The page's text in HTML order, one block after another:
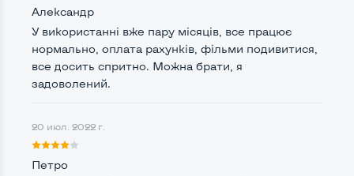
Частота процессора (базовая-максимальная)
Intel Core i3-5005U (2,00 GHz)
Тип оперативной памятиDDR3
Тип накопителя
Александр
У використанні вже пару місяців, все працює
нормально, оплата рахунків, фільми подивитися,
все досить спритно. Можна брати, я
задоволений.
20 июл. 2022 г.
Петро